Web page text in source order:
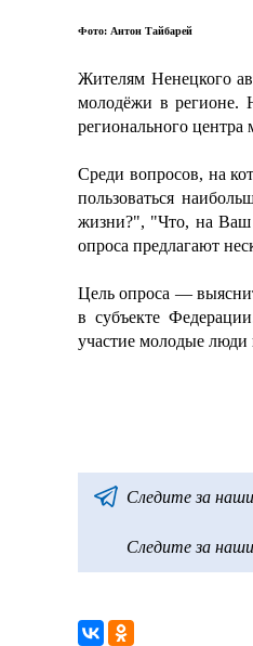
Фото: Антон Тайбарей
Жителям Ненецкого
молодёжи в регионе.
регионального
Среди вопросов, на
пользоваться
жизни?", "Что, на Ваш
опроса предлагают
Цель опроса —
в субъекте
участие молодые люди
Следите за
Следите за